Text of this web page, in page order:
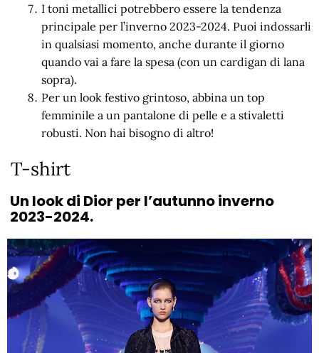
I toni metallici potrebbero essere la tendenza
principale per l’inverno 2023-2024. Puoi indossarli
in qualsiasi momento, anche durante il giorno
quando vai a fare la spesa (con un cardigan di lana
sopra).
Per un look festivo grintoso, abbina un top
femminile a un pantalone di pelle e a stivaletti
robusti. Non hai bisogno di altro!
T-shirt
Un look di Dior per l’autunno inverno
2023-2024.